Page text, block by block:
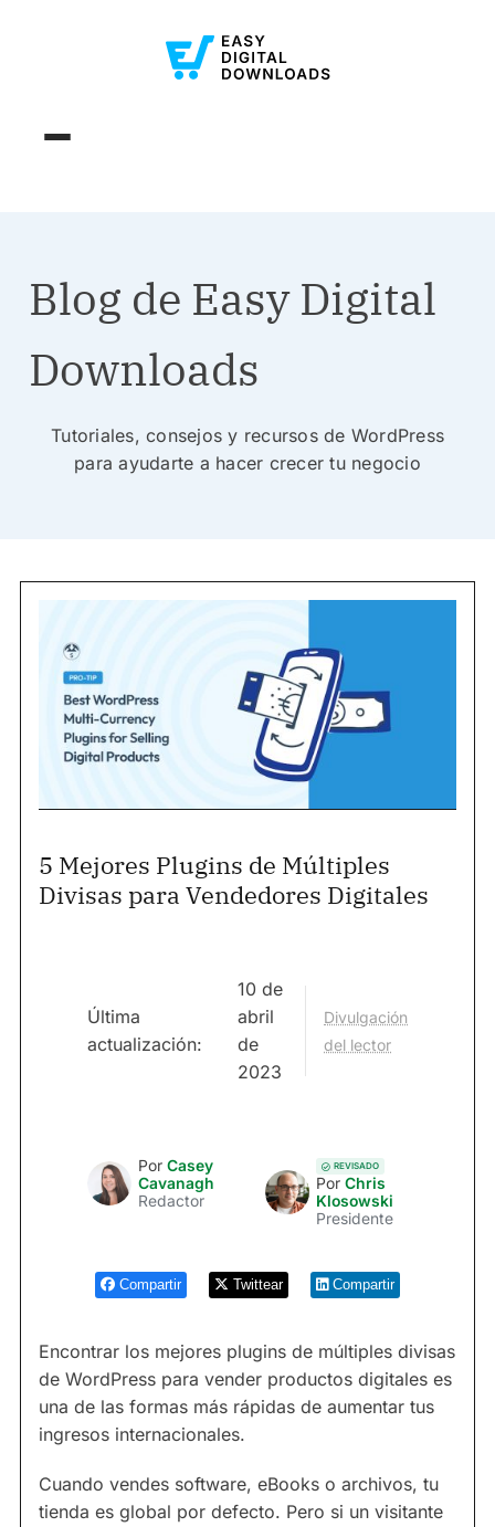
Blog de Easy Digital
Downloads
Tutoriales, consejos y recursos de WordPress
para ayudarte a hacer crecer tu negocio
5 Mejores Plugins de Múltiples
Divisas para Vendedores Digitales
Última
actualización:
10 de
abril
de
2023
Divulgación
del lector
Por Casey
Cavanagh
Redactor
REVISADO
Por Chris
Klosowski
Presidente
Compartir Twittear Compartir
Encontrar los mejores plugins de múltiples divisas
de WordPress para vender productos digitales es
una de las formas más rápidas de aumentar tus
ingresos internacionales.
Cuando vendes software, eBooks o archivos, tu
tienda es global por defecto. Pero si un visitante